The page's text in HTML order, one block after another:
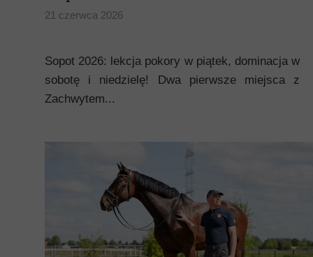
21 czerwca 2026
Sopot 2026: lekcja pokory w piątek, dominacja w
sobotę i niedzielę! Dwa pierwsze miejsca z
Zachwytem...